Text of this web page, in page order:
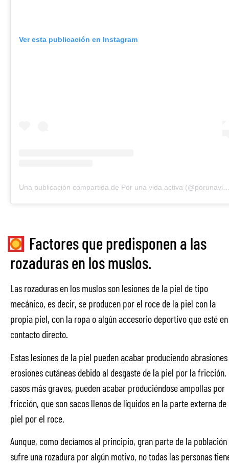
Ver esta publicación en Instagram
Factores que predisponen a las
rozaduras en los muslos.
Las rozaduras en los muslos son lesiones de la piel de tipo
mecánico, es decir, se producen por el roce de la piel con la
propia piel, con la ropa o algún accesorio deportivo que esté en
contacto directo.
Estas lesiones de la piel pueden acabar produciendo
erosiones cutáneas debido al desgaste de la piel por la fricción.
casos más graves, pueden acabar produciéndose ampollas por
fricción, que son sacos llenos de líquidos en la parte externa de
piel por el roce.
Aunque, como decíamos al principio, gran parte de la población
sufre una rozadura por algún motivo, no todas las personas